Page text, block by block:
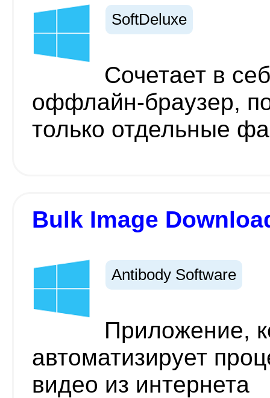
SoftDeluxe
Сочетает в
оффлайн-браузер,
только отдельные
Bulk Image
Antibody Software
Приложение,
автоматизирует
видео из интернета